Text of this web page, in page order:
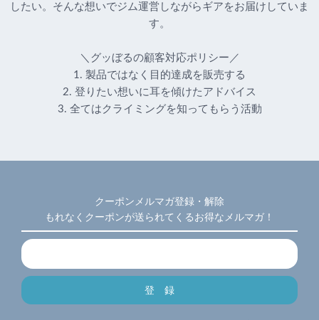
したい。そんな想いでジム運営しながらギアをお届けしていま
す。
＼グッぼるの顧客対応ポリシー／
1. 製品ではなく目的達成を販売する
2. 登りたい想いに耳を傾けたアドバイス
3. 全てはクライミングを知ってもらう活動
クーポンメルマガ登録・解除
もれなくクーポンが送られてくるお得なメルマガ！